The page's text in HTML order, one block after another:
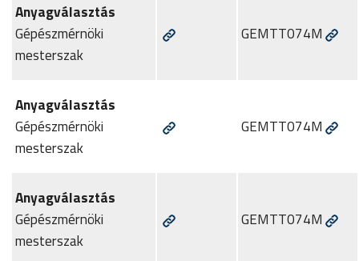
Anyagválasztás
Gépészmérnöki
mesterszak
GEMTT074M
Anyagválasztás
Gépészmérnöki
mesterszak
GEMTT074M
Anyagválasztás
Gépészmérnöki
mesterszak
GEMTT074M